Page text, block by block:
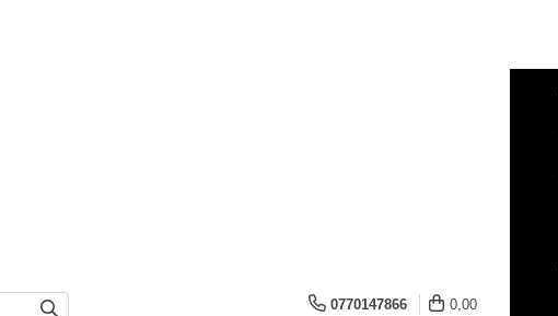
0770147866 0,00